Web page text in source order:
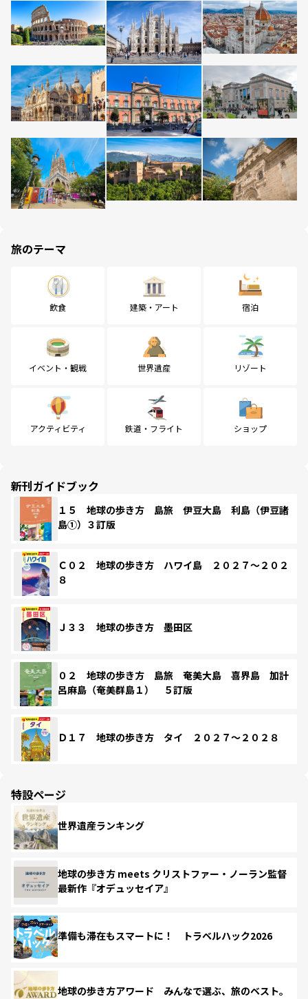
旅のテーマ
飲食 建築・アート 宿泊
イベント・観戦 世界遺産 リゾート
アクティビティ 鉄道・フライト ショップ
新刊ガイドブック
１５ 地球の歩き方 島旅 伊豆大島 利島（伊豆諸
島①）３訂版
Ｃ０２ 地球の歩き方 ハワイ島 ２０２７～２０２
８
Ｊ３３ 地球の歩き方 墨田区
０２ 地球の歩き方 島旅 奄美大島 喜界島 加計
呂麻島（奄美群島１） ５訂版
Ｄ１７ 地球の歩き方 タイ ２０２７～２０２８
特設ページ
世界遺産ランキング
地球の歩き方 meets クリストファー・ノーラン監督
最新作『オデュッセイア』
準備も滞在もスマートに！ トラベルハック2026
地球の歩き方アワード みんなで選ぶ、旅のベスト。